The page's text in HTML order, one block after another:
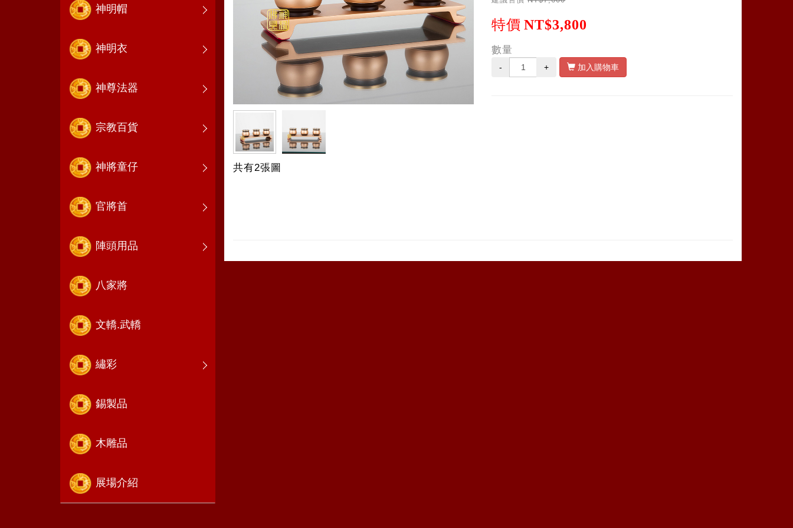
神明帽
神明衣
神尊法器
宗教百貨
神將童仔
官將首
陣頭用品
八家將
文轎.武轎
繡彩
錫製品
木雕品
展場介紹
共有2張圖
特價 NT$3,800
數量
- + 加入購物車